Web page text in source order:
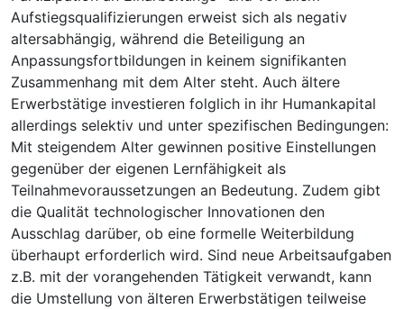
Aufstiegsqualifizierungen erweist sich als negativ
altersabhängig, während die Beteiligung an
Anpassungsfortbildungen in keinem signifikanten
Zusammenhang mit dem Alter steht. Auch ältere
Erwerbstätige investieren folglich in ihr Humankapital
allerdings selektiv und unter spezifischen Bedingungen:
Mit steigendem Alter gewinnen positive Einstellungen
gegenüber der eigenen Lernfähigkeit als
Teilnahmevoraussetzungen an Bedeutung. Zudem gibt
die Qualität technologischer Innovationen den
Ausschlag darüber, ob eine formelle Weiterbildung
überhaupt erforderlich wird. Sind neue Arbeitsaufgaben
z.B. mit der vorangehenden Tätigkeit verwandt, kann
die Umstellung von älteren Erwerbstätigen teilweise